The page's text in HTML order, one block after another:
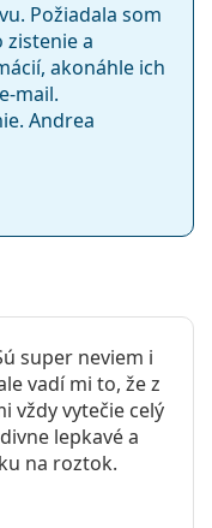
Požiadala som
zistenie a
akonáhle ich
mail.
Andrea
super neviem i
vadí mi to, že z
vždy vytečie celý
lepkavé a
na roztok.